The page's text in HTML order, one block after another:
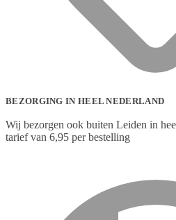
BEZORGING IN HEEL NEDERLAND
Wij bezorgen ook buiten Leiden in
tarief van 6,95 per bestelling